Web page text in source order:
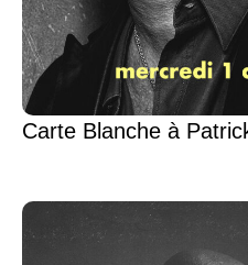
Carte Blanche à